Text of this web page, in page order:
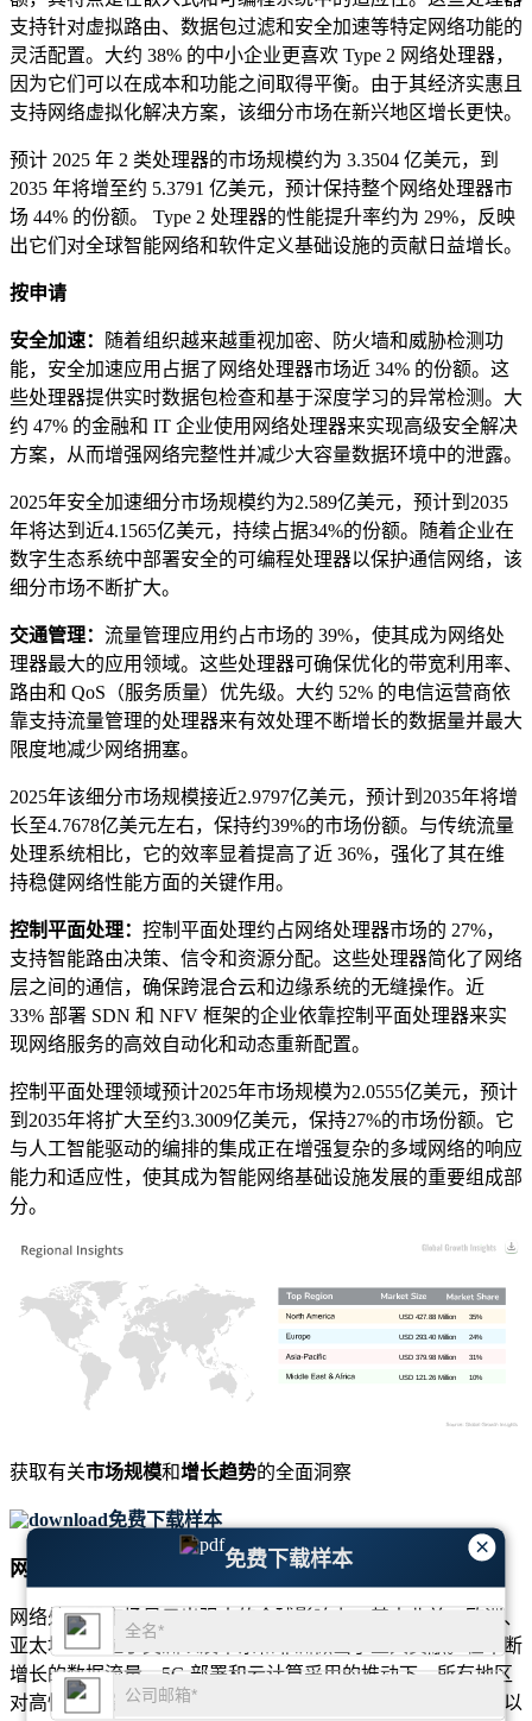
×
免费下载样本
支持针对虚拟路由、数据包过滤和安全加速等特定网络功能的
灵活配置。大约 38% 的中小企业更喜欢 Type 2 网络处理器，
因为它们可以在成本和功能之间取得平衡。由于其经济实惠且
支持网络虚拟化解决方案，该细分市场在新兴地区增长更快。
预计 2025 年 2 类处理器的市场规模约为 3.3504 亿美元，到
2035 年将增至约 5.3791 亿美元，预计保持整个网络处理器市
场 44% 的份额。 Type 2 处理器的性能提升率约为 29%，反映
出它们对全球智能网络和软件定义基础设施的贡献日益增长。
按申请
安全加速：
随着组织越来越重视加密、防火墙和威胁检测功
能，安全加速应用占据了网络处理器市场近 34% 的份额。这
些处理器提供实时数据包检查和基于深度学习的异常检测。大
约 47% 的金融和 IT 企业使用网络处理器来实现高级安全解决
方案，从而增强网络完整性并减少大容量数据环境中的泄露。
2025年安全加速细分市场规模约为2.589亿美元，预计到2035
年将达到近4.1565亿美元，持续占据34%的份额。随着企业在
数字生态系统中部署安全的可编程处理器以保护通信网络，该
细分市场不断扩大。
交通管理： 流量管理应用约占市场的 39%，使其成为网络处
理器最大的应用领域。这些处理器可确保优化的带宽利用率、
路由和 QoS（服务质量）优先级。大约 52% 的电信运营商依
靠支持流量管理的处理器来有效处理不断增长的数据量并最大
限度地减少网络拥塞。
2025年该细分市场规模接近2.9797亿美元，预计到2035年将增
长至4.7678亿美元左右，保持约39%的市场份额。与传统流量
处理系统相比，它的效率显着提高了近 36%，强化了其在维
持稳健网络性能方面的关键作用。
控制平面处理： 控制平面处理约占网络处理器市场的 27%，
支持智能路由决策、信令和资源分配。这些处理器简化了网络
层之间的通信，确保跨混合云和边缘系统的无缝操作。近
33% 部署 SDN 和 NFV 框架的企业依靠控制平面处理器来实
现网络服务的高效自动化和动态重新配置。
控制平面处理领域预计2025年市场规模为2.0555亿美元，预计
到2035年将扩大至约3.3009亿美元，保持27%的市场份额。它
与人工智能驱动的编排的集成正在增强复杂的多域网络的响应
能力和适应性，使其成为智能网络基础设施发展的重要组成部
分。
10%
USD 121.26 Million
31%
USD 379.98 Million
24%
USD 293.40 Million
35%
USD 427.88 Million
获取有关市场规模和增长趋势的全面洞察
免费下载样本
网络处理器市场区域展望
网络处理器市场显示出强大的全球影响力，其中北美、欧洲、
亚太地区、拉丁美洲以及中东和非洲做出了重大贡献。在不断
增长的数据流量、5G 部署和云计算采用的推动下，所有地区
对高性能网络硬件的需求持续增长。由于大规模半导体生产以